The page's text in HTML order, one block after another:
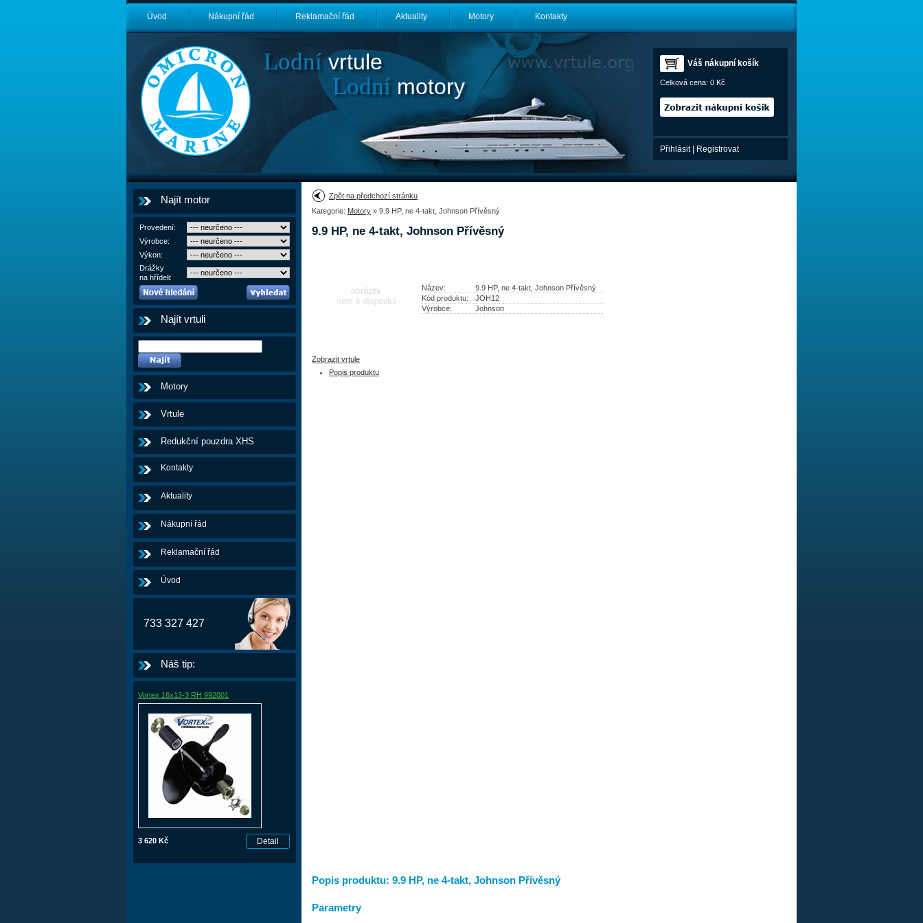
Úvod Nákupní řád Reklamační řád Aktuality Motory Kontakty
Lodnívrtule
Lodnímotory
Váš nákupní košík
Celková cena: 0 Kč
Přihlásit| Registrovat
Najít motor
Provedení:
Výrobce:
Výkon:
Drážky
na hřídeli:
Najít vrtuli
Motory
Vrtule
Redukční pouzdra XHS
Kontakty
Aktuality
Nákupní řád
Reklamační řád
Úvod
733 327 427
Náš tip:
Vortex 16x13-3 RH 992001
3 620 Kč
Zpět na předchozí stránku
Kategorie: Motory » 9.9 HP, ne 4-takt, Johnson Přívěsný
9.9 HP, ne 4-takt, Johnson Přívěsný
Název:
9.9 HP, ne 4-takt, Johnson Přívěsný
Kód produktu:
JOH12
Výrobce:
Johnson
Zobrazit vrtule
Popis produktu
Popis produktu: 9.9 HP, ne 4-takt, Johnson Přívěsný
Parametry